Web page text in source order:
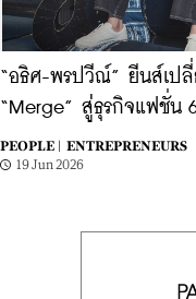
“อธิศ-พรปวีณ์” ยีนส์เป
“Merge” สู่ธุรกิจแฟชั่น
PEOPLE |
ENTREPRENEURS
19 Jun 2026